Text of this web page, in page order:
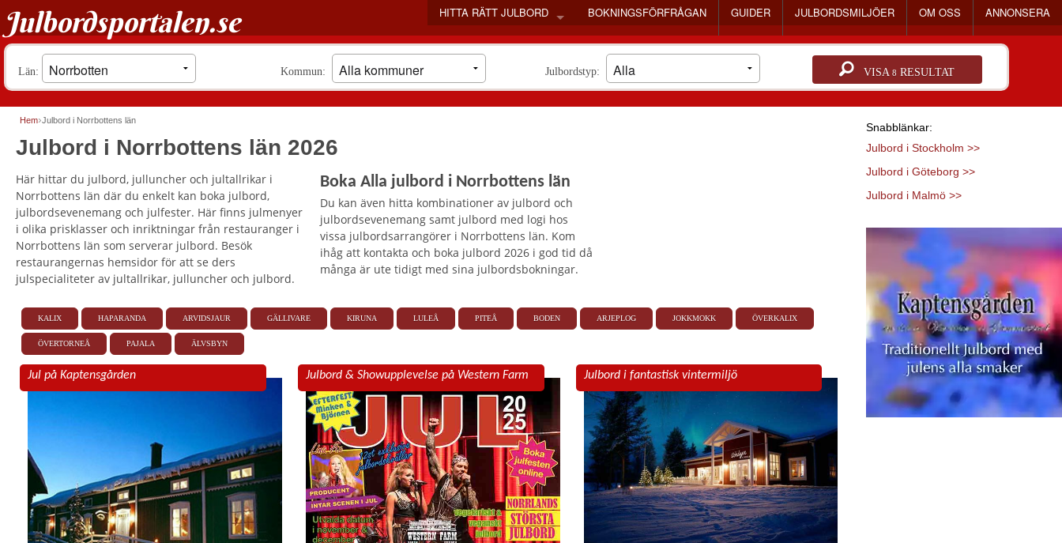
Julbordsportalen.se
HITTA RÄTT JULBORD
STOCKHOLM
GÖTEBORG
MALMÖ
DALARNAS LÄN
GOTLANDS LÄN
GÄVLEBORGS LÄN
HALLANDS LÄN
JÄMTLANDS LÄN
KALMAR LÄN
KRONOBERGS LÄN
SKÅNE LÄN
SÖDERMANLANDS LÄN
UPPSALA LÄN
VÄRMLANDS LÄN
VÄSTERBOTTENS LÄN
VÄSTERNORRLANDS LÄN
VÄSTMANLANDS LÄN
VÄSTRA GÖTALANDS LÄN
BOKNINGSFÖRFRÅGAN GUIDER JULBORDSMILJÖER OM OSS ANNONSERA
Län: Kommun: Julbordstyp: VISA8 RESULTAT
Hem Julbord i Norrbottens län
Julbord i Norrbottens län 2026
Här hittar du julbord, julluncher och jultallrikar i
Norrbottens län där du enkelt kan boka julbord,
julbordsevenemang och julfester. Här finns julmenyer
i olika prisklasser och inriktningar från restauranger i
Norrbottens län som serverar julbord. Besök
restaurangernas hemsidor för att se ders
julspecialiteter av jultallrikar, julluncher och julbord.
Boka Alla julbord i Norrbottens län
Du kan även hitta kombinationer av julbord och
julbordsevenemang samt julbord med logi hos
vissa julbordsarrangörer i Norrbottens län. Kom
ihåg att kontakta och boka julbord 2026 i god tid då
många är ute tidigt med sina julbordsbokningar.
KALIX HAPARANDA ARVIDSJAUR GÄLLIVARE KIRUNA LULEÅ PITEÅ BODEN ARJEPLOG JOKKMOKK ÖVERKALIX
ÖVERTORNEÅ PAJALA ÄLVSBYN
Jul på Kaptensgården Julbord & Showupplevelse på Western Farm Julbord i fantastisk vintermiljö
Snabblänkar:
Julbord i Stockholm >>
Julbord i Göteborg >>
Julbord i Malmö >>